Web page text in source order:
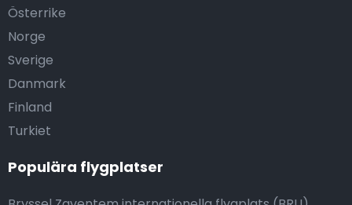
Österrike
Norge
Sverige
Danmark
Finland
Turkiet
Populära flygplatser